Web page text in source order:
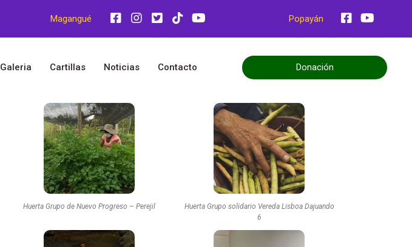
Magangué Popayán
Galeria Cartillas Noticias Contacto Donación
Huerta Grupo de Nuevo Progreso – Perejil
Huerta Grupo solidario Vereda Lisboa Dajuando
6